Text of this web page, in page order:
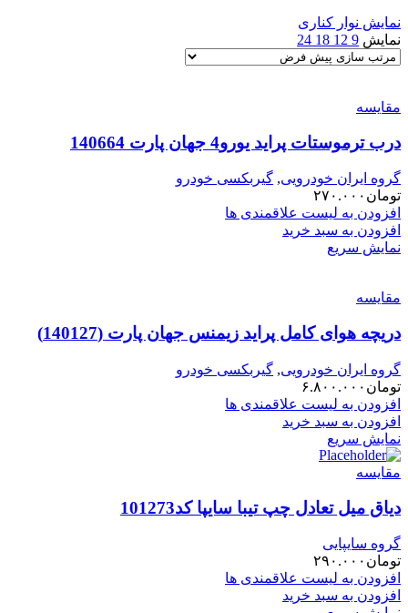
نمایش نوار کناری
نمایش 9
12
18
24
مقایسه
درب ترموستات پراید یورو4 جهان پارت 140664
گروه ایران خودرویی, گیربکسی خودرو
تومان ۲۷۰.۰۰۰
افزودن به لیست علاقمندی ها
افزودن به سبد خرید
نمایش سریع
مقایسه
دریچه هوای کامل پراید زیمنس جهان پارت (140127)
گروه ایران خودرویی, گیربکسی خودرو
تومان ۶.۸۰۰.۰۰۰
افزودن به لیست علاقمندی ها
افزودن به سبد خرید
نمایش سریع
مقایسه
دیاق میل تعادل چپ تیبا سایپا کد101273
گروه سایپایی
تومان ۲۹۰.۰۰۰
افزودن به لیست علاقمندی ها
افزودن به سبد خرید